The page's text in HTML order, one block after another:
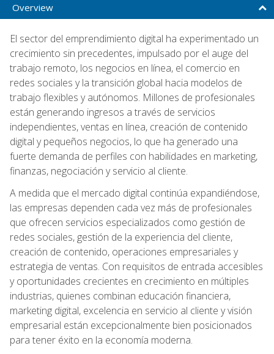
Overview
El sector del emprendimiento digital ha experimentado un
crecimiento sin precedentes, impulsado por el auge del
trabajo remoto, los negocios en línea, el comercio en
redes sociales y la transición global hacia modelos de
trabajo flexibles y autónomos. Millones de profesionales
están generando ingresos a través de servicios
independientes, ventas en línea, creación de contenido
digital y pequeños negocios, lo que ha generado una
fuerte demanda de perfiles con habilidades en marketing,
finanzas, negociación y servicio al cliente.
A medida que el mercado digital continúa expandiéndose,
las empresas dependen cada vez más de profesionales
que ofrecen servicios especializados como gestión de
redes sociales, gestión de la experiencia del cliente,
creación de contenido, operaciones empresariales y
estrategia de ventas. Con requisitos de entrada accesibles
y oportunidades crecientes en crecimiento en múltiples
industrias, quienes combinan educación financiera,
marketing digital, excelencia en servicio al cliente y visión
empresarial están excepcionalmente bien posicionados
para tener éxito en la economía moderna.